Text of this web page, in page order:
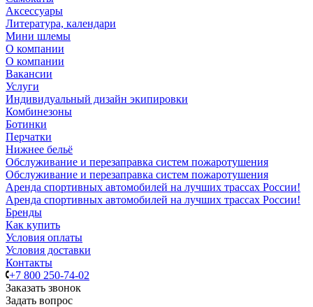
Аксессуары
Литература, календари
Мини шлемы
О компании
О компании
Вакансии
Услуги
Индивидуальный дизайн экипировки
Комбинезоны
Ботинки
Перчатки
Нижнее бельё
Обслуживание и перезаправка систем пожаротушения
Обслуживание и перезаправка систем пожаротушения
Аренда спортивных автомобилей на лучших трассах России!
Аренда спортивных автомобилей на лучших трассах России!
Бренды
Как купить
Условия оплаты
Условия доставки
Контакты
+7 800 250-74-02
Заказать звонок
Задать вопрос